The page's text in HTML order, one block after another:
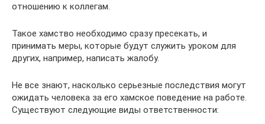
отношению к коллегам.
Такое хамство необходимо сразу пресекать, и
принимать меры, которые будут служить уроком для
других, например, написать жалобу.
Не все знают, насколько серьезные последствия могут
ожидать человека за его хамское поведение на работе.
Существуют следующие виды ответственности: